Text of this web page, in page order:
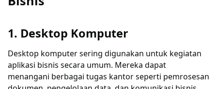
1. Desktop Komputer
Desktop komputer sering digunakan untuk kegiatan
aplikasi bisnis secara umum. Mereka dapat
menangani berbagai tugas kantor seperti pemrosesan